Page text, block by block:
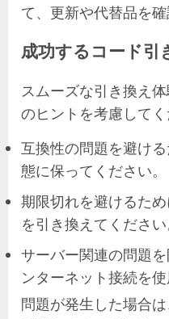
て、更新や代替品を確
成功するコード引
スムーズな引き換え
のヒントを考慮してく
互換性の問題を避け
態に保ってください。
期限切れを避けるた
を引き換えてください
サーバー関連の問題
ンターネット接続を使
問題が発生した場合